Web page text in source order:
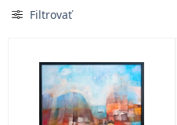
Filtrovať